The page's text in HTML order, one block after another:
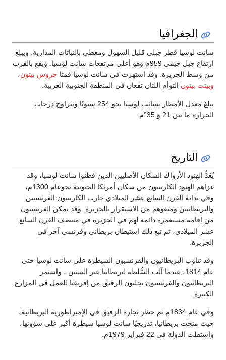
الجغرافيا
سانت لوسيا قطر جبلي قليل السهول ومغطى بالنباتات المدارية. ويبلغ
ارتفاع جبل جيمي 959م وهو أعلى مرتفعات سانت لوسيا. ويقع بالقرب
من وسط الجزيرة. وقد اشتهرت في سانت لوسيا قمتا جروس بيتون،
وبيتت بيتون التوأم اللتان تقعان في المنطقة الجنوبية الغربية.
يبلغ معدل الأمطار بسانت لوسيا نحو 254 سنويًا.وتتراوح درجات
الحرارة ما بين 21 و 35°م.
التاريخ
يُعَدُّ الهنود الأرواك السكان الأصليين الذين قطنوا سانت لوسيا، وقد
غزاهم الهنود الكاريبيون من سكان أمريكا الجنوبية نحوعام 1300م،
وفي بداية القرن السابع عشر الميلادي حارب الكاريبيون الفرنسيين
والبريطانيين ومنعوهم من الاستقرار بالجزيرة. وقد تمكن الفرنسيون
من إقامة مستعمرة دائمة لهم في الجزيرة في منتصف القرن السابع
عشر الميلادي، ثم تبع ذلك استيطان بريطاني وفرنسي آخر في
الجزيرة.
وقد تناوب البريطانيون والفرنسيون السيطرة على سانت لوسيا حتى
عام 1814، عندما آلت السُّلطة لبريطانيا عبر السنين ، واستمر
البريطانيون والفرنسيون يجلبون الرقيق من إفريقيا للعمل في المزارع
الكبيرة.
وفي عام 1834م تم حظر تجارة الرقيق في الإمبراطورية البريطانية،
حيث منحت بريطانيا، تدريجيًا سانت لوسيا سيطرة أكبر على شؤونها،
واستقلت الدولة في 22 فبراير 1979م.